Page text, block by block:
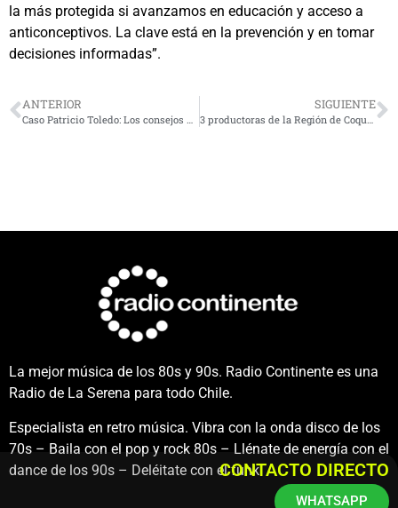
la más protegida si avanzamos en educación y acceso a
anticonceptivos. La clave está en la prevención y en tomar
decisiones informadas”.
ANTERIOR SIGUIENTE
La mejor música de los 80s y 90s. Radio Continente es una
Radio de La Serena para todo Chile.
Especialista en retro música. Vibra con la onda disco de los
70s – Baila con el pop y rock 80s – Llénate de energía con el
dance de los 90s – Deléitate con el funk.CONTACTO DIRECTO
WHATSAPP